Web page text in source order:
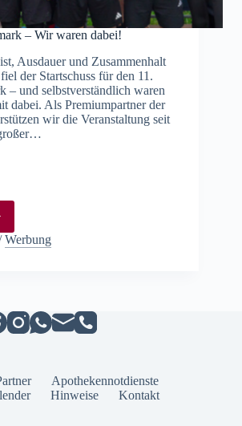
– Wir waren dabei!
Ausdauer und Zusammenhalt
der Startschuss für den 11.
– und selbstverständlich waren
dabei. Als Premiumpartner der
wir die Veranstaltung seit
Werbung
Apothekennotdienste
Hinweise Kontakt